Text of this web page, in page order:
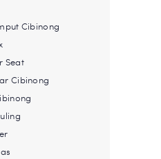
Cibinong
Seat
Cibinong